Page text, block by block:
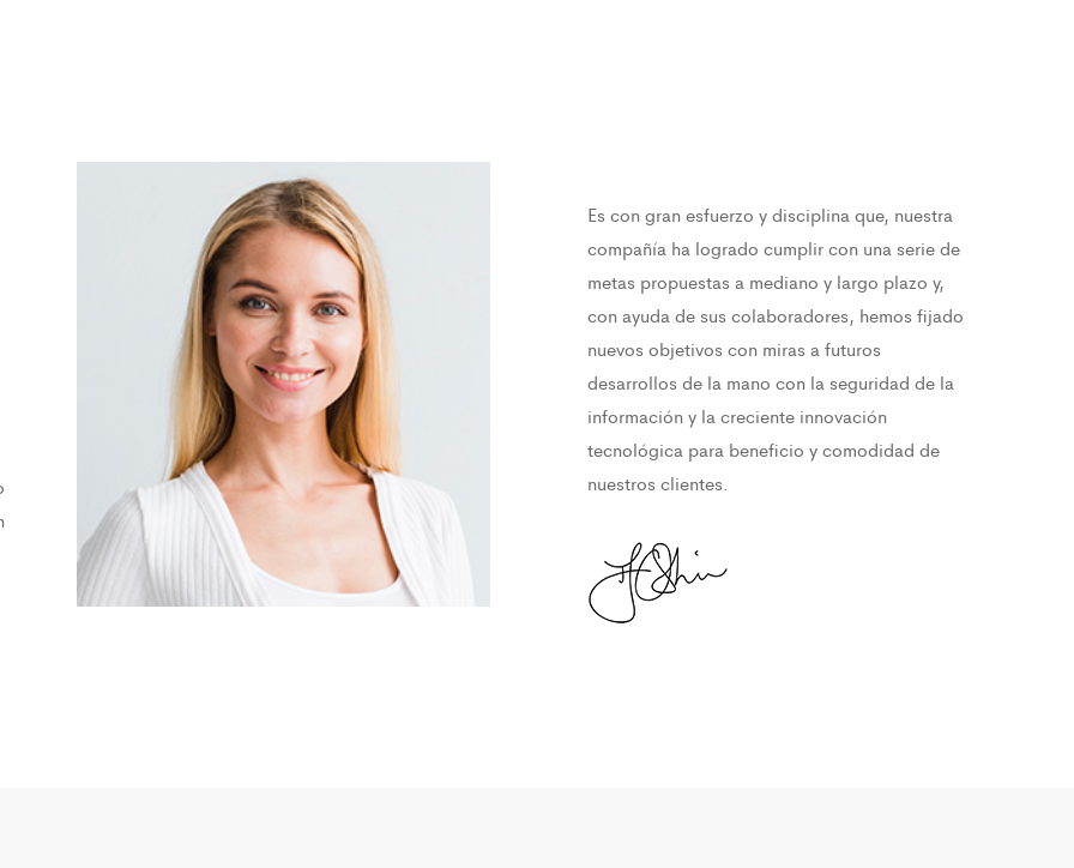
Es con gran esfuerzo y disciplina que, nuestra
compañía ha logrado cumplir con una serie de
metas propuestas a mediano y largo plazo y,
con ayuda de sus colaboradores, hemos fijado
nuevos objetivos con miras a futuros
desarrollos de la mano con la seguridad de la
información y la creciente innovación
tecnológica para beneficio y comodidad de
nuestros clientes.